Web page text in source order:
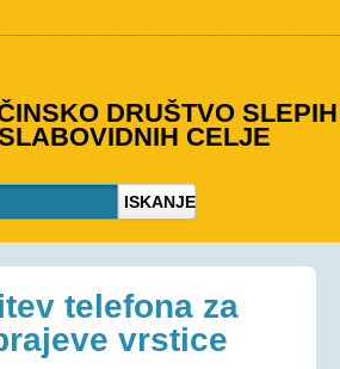
DRUŠTVO SLEPIH
CELJE
ISKANJE
telefona za
vrstice